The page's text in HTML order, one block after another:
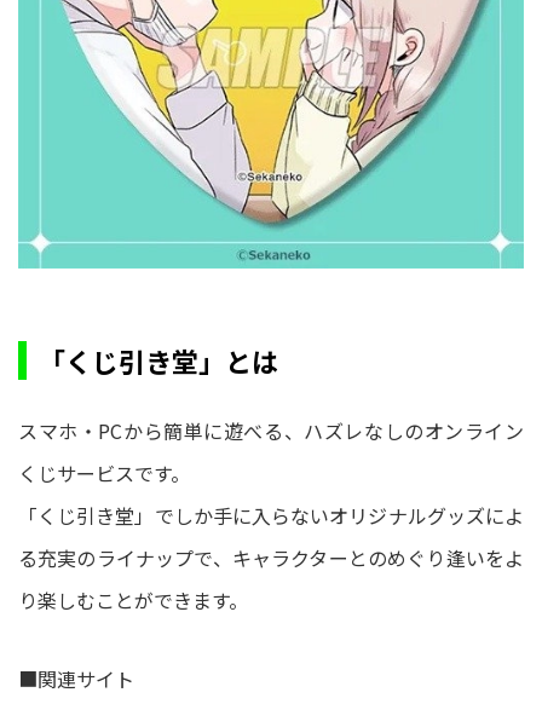
「くじ引き堂」とは
スマホ・PCから簡単に遊べる、ハズレなしのオンライン
くじサービスです。
「くじ引き堂」でしか手に入らないオリジナルグッズによ
る充実のライナップで、キャラクターとのめぐり逢いをよ
り楽しむことができます。
■関連サイト